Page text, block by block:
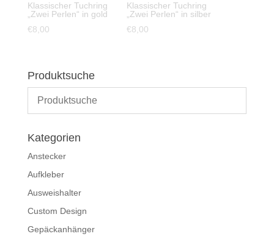
Klassischer Tuchring
„Zwei Perlen“ in gold
€8,00
Klassischer Tuchring
„Zwei Perlen“ in silber
€8,00
Produktsuche
Kategorien
Anstecker
Aufkleber
Ausweishalter
Custom Design
Gepäckanhänger